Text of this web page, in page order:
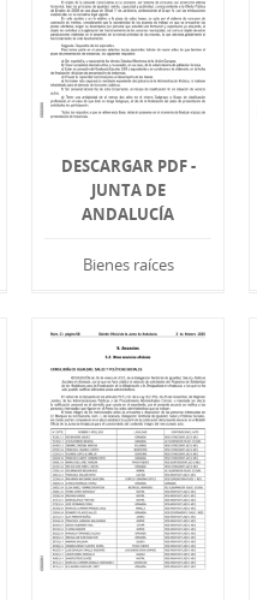
DESCARGAR PDF -
JUNTA DE
ANDALUCÍA
Bienes raíces